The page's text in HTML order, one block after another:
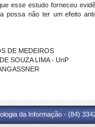
esse estudo forneceu
possa não ter um efeito
DE MEDEIROS
SOUZA LIMA - UnP
da Informação - (84)